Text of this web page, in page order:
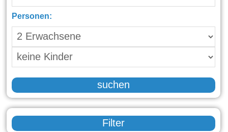
Personen:
suchen
Filter